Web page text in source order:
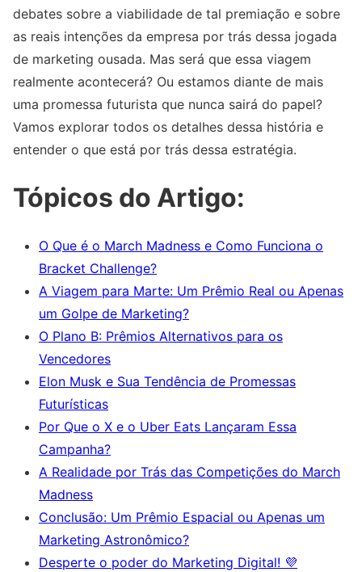
debates sobre a viabilidade de tal premiação e sobre
as reais intenções da empresa por trás dessa jogada
de marketing ousada. Mas será que essa viagem
realmente acontecerá? Ou estamos diante de mais
uma promessa futurista que nunca sairá do papel?
Vamos explorar todos os detalhes dessa história e
entender o que está por trás dessa estratégia.
Tópicos do Artigo:
O Que é o March Madness e Como Funciona o
Bracket Challenge?
A Viagem para Marte: Um Prêmio Real ou Apenas
um Golpe de Marketing?
O Plano B: Prêmios Alternativos para os
Vencedores
Elon Musk e Sua Tendência de Promessas
Futurísticas
Por Que o X e o Uber Eats Lançaram Essa
Campanha?
A Realidade por Trás das Competições do March
Madness
Conclusão: Um Prêmio Espacial ou Apenas um
Marketing Astronômico?
Desperte o poder do Marketing Digital! 💜